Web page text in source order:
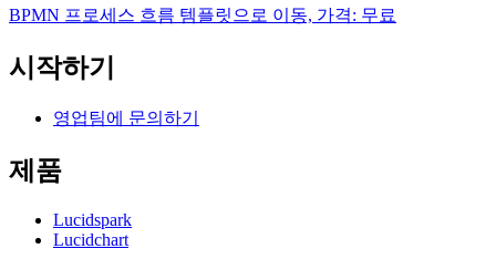
BPMN 프로세스 흐름 템플릿으로 이동, 가격: 무료
시작하기
영업팀에 문의하기
제품
Lucidspark
Lucidchart